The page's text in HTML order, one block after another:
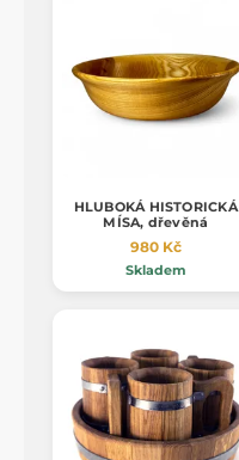
HLUBOKÁ HISTORICKÁ
MÍSA, dřevěná
980 Kč
Skladem